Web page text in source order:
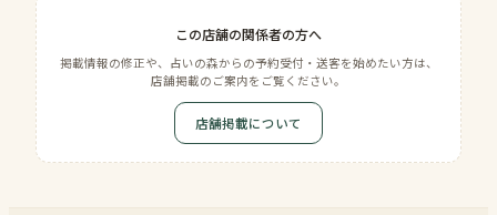
この店舗の関係者の方へ
掲載情報の修正や、占いの森からの予約受付・送客を始めたい方は、
店舗掲載のご案内をご覧ください。
店舗掲載について